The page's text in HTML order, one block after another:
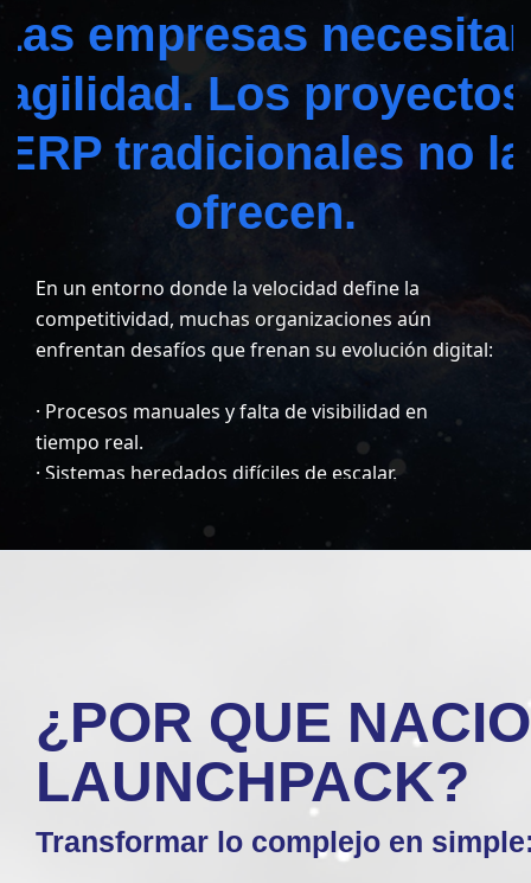
empresas
agilidad. Los proyectos
ERP tradicionales no la
ofrecen.
En un entorno donde la velocidad define la
competitividad, muchas organizaciones aún
enfrentan desafíos que frenan su evolución digital:
· Procesos manuales y falta de visibilidad en
tiempo real.
· Sistemas heredados difíciles de escalar.
· Dependencia de Excel como herramienta central
La transformación es urgente, pero el camino
tradicional suele ser lento, complejo y riesgoso.
¿POR QUE NACIO
LAUNCHPACK?
Transformar lo complejo en